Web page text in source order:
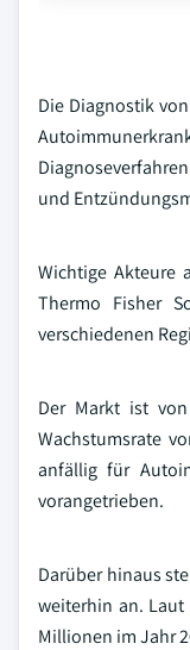
Die Diagnostik
und
Wichtige Akteure
Thermo Fisher
verschiedenen
Der Markt ist
Wachstumsrate
anfällig für
vorangetrieben.
Darüber hinaus
weiterhin an.
Millionen im Jahr